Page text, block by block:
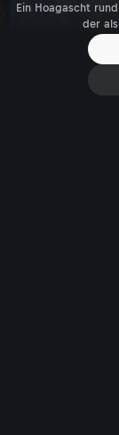
Ein Hoagascht
der